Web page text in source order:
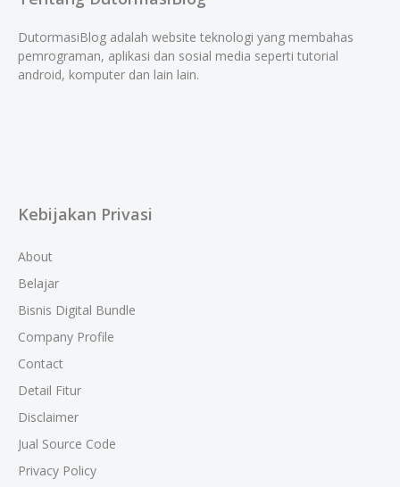
DutormasiBlog adalah website teknologi yang membahas
pemrograman, aplikasi dan sosial media seperti tutorial
android, komputer dan lain lain.
Kebijakan Privasi
About
Belajar
Bisnis Digital Bundle
Company Profile
Contact
Detail Fitur
Disclaimer
Jual Source Code
Privacy Policy